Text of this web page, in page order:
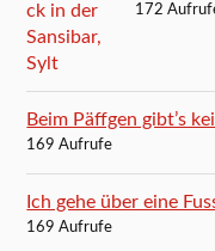
172
Beim Päffgen gibt’s
169 Aufrufe
Ich gehe über eine
169 Aufrufe